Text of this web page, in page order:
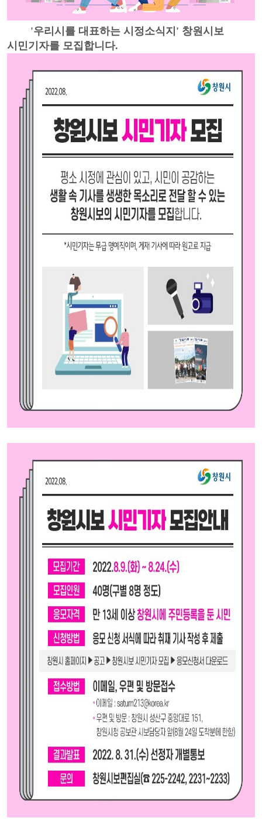
'우리시를 대표하는 시정소식지' 창원시보
시민기자를 모집합니다.